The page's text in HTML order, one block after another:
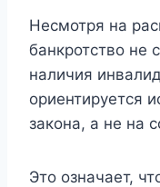
Несмотря на
банкротство не
наличия
ориентируется
закона, а не на
Это означает,